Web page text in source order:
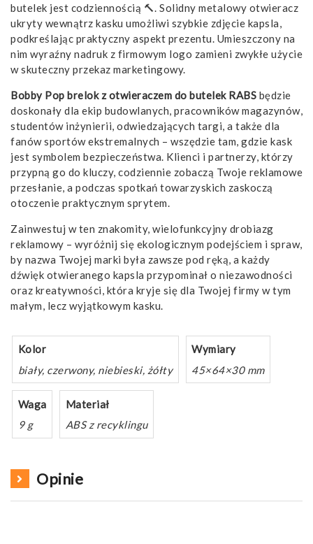
butelek jest codziennością 🔨. Solidny metalowy otwieracz
ukryty wewnątrz kasku umożliwi szybkie zdjęcie kapsla,
podkreślając praktyczny aspekt prezentu. Umieszczony na
nim wyraźny nadruk z firmowym logo zamieni zwykłe użycie
w skuteczny przekaz marketingowy.
Bobby Pop brelok z otwieraczem do butelek RABS będzie
doskonały dla ekip budowlanych, pracowników magazynów,
studentów inżynierii, odwiedzających targi, a także dla
fanów sportów ekstremalnych – wszędzie tam, gdzie kask
jest symbolem bezpieczeństwa. Klienci i partnerzy, którzy
przypną go do kluczy, codziennie zobaczą Twoje reklamowe
przesłanie, a podczas spotkań towarzyskich zaskoczą
otoczenie praktycznym sprytem.
Zainwestuj w ten znakomity, wielofunkcyjny drobiazg
reklamowy – wyróżnij się ekologicznym podejściem i spraw,
by nazwa Twojej marki była zawsze pod ręką, a każdy
dźwięk otwieranego kapsla przypominał o niezawodności
oraz kreatywności, która kryje się dla Twojej firmy w tym
małym, lecz wyjątkowym kasku.
Kolor
biały, czerwony, niebieski, żółty
Wymiary
45×64×30 mm
Waga
9 g
Materiał
ABS z recyklingu
Opinie